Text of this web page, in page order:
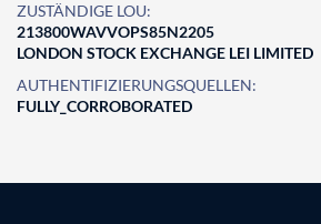
ZUSTÄNDIGE LOU:
213800WAVVOPS85N2205
LONDON STOCK EXCHANGE LEI LIMITED
AUTHENTIFIZIERUNGSQUELLEN:
FULLY_CORROBORATED